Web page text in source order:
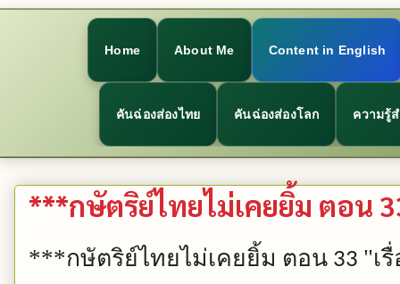
Home About Me Content in English
คันฉ่องส่องไทย คันฉ่องส่องโลก ความรู้
***กษัตริย์ไทยไม่เคยยิ้ม ตอน
***กษัตริย์ไทยไม่เคยยิ้ม ตอน 33 "เ